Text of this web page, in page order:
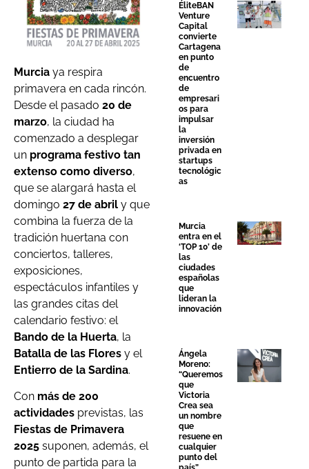
Murcia ya respira
primavera en cada rincón.
Desde el pasado 20 de
marzo, la ciudad ha
comenzado a desplegar
un programa festivo tan
extenso como diverso,
que se alargará hasta el
domingo 27 de abril y que
combina la fuerza de la
tradición huertana con
conciertos, talleres,
exposiciones,
espectáculos infantiles y
las grandes citas del
calendario festivo: el
Bando de la Huerta, la
Batalla de las Flores y el
Entierro de la Sardina.
Con más de 200
actividades previstas, las
Fiestas de Primavera
2025 suponen, además, el
punto de partida para la
ÉliteBAN
Venture
Capital
convierte
Cartagena
en punto
de
encuentro
de
empresari
os para
impulsar
la
inversión
privada en
startups
tecnológic
as
Murcia
entra en el
‘TOP 10’ de
las
ciudades
españolas
que
lideran la
innovación
Ángela
Moreno:
“Queremos
que
Victoria
Crea sea
un nombre
que
resuene en
cualquier
punto del